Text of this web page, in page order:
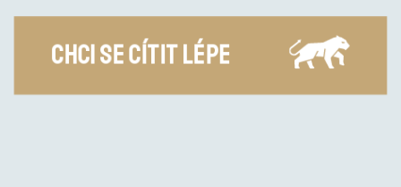
Chci se cítit lépe